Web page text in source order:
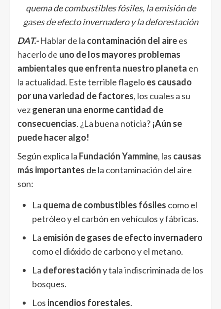
quema de combustibles fósiles, la emisión de
gases de efecto invernadero y la deforestación
DAT.-Hablar de la contaminación del airees
hacerlo de uno de los mayores problemas
ambientales que enfrenta nuestro planeta en
la actualidad. Este terrible flageloes causado
por una variedad de factores, los cuales a su
vezgeneran una enorme cantidad de
consecuencias. ¿La buena noticia? ¡Aún se
puede hacer algo!
Según explica la Fundación Yammine, las causas
más importantes de la contaminación del aire
son:
La quema de combustibles fósiles como el
petróleo y el carbón en vehículos y fábricas.
La emisión de gases de efecto invernadero
como el dióxido de carbono y el metano.
La deforestacióny tala indiscriminada de los
bosques.
Los incendios forestales.